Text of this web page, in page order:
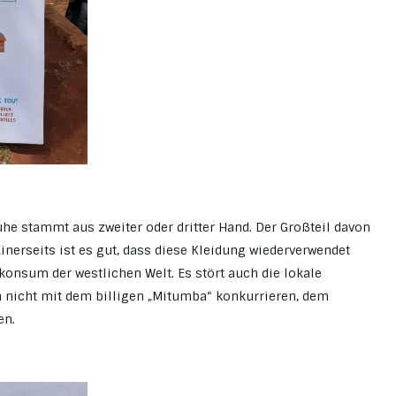
stammt aus zweiter oder dritter Hand. Der Großteil davon
ist es gut, dass diese Kleidung wiederverwendet
der westlichen Welt. Es stört auch die lokale
mit dem billigen „Mitumba“ konkurrieren, dem